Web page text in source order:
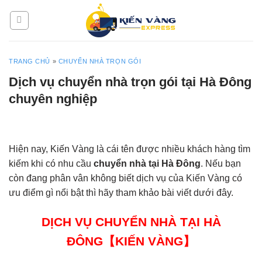
TRANG CHỦ » CHUYỂN NHÀ TRỌN GÓI
Dịch vụ chuyển nhà trọn gói tại Hà Đông
chuyên nghiệp
Hiện nay, Kiến Vàng là cái tên được nhiều khách hàng tìm
kiếm khi có nhu cầu chuyển nhà tại Hà Đông. Nếu bạn
còn đang phân vân không biết dịch vụ của Kiến Vàng có
ưu điểm gì nổi bật thì hãy tham khảo bài viết dưới đây.
DỊCH VỤ CHUYỂN NHÀ TẠI HÀ
ĐÔNG【KIẾN VÀNG】